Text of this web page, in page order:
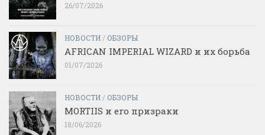
26/07/2026
НОВОСТИ / ОБЗОРЫ
AFRICAN IMPERIAL WIZARD и их борьба
01/07/2026
НОВОСТИ / ОБЗОРЫ
MORTIIS и его призраки
18/06/2026